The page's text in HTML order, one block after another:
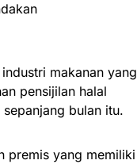
makanan yang
pensijilan halal
bulan itu.
premis yang memiliki